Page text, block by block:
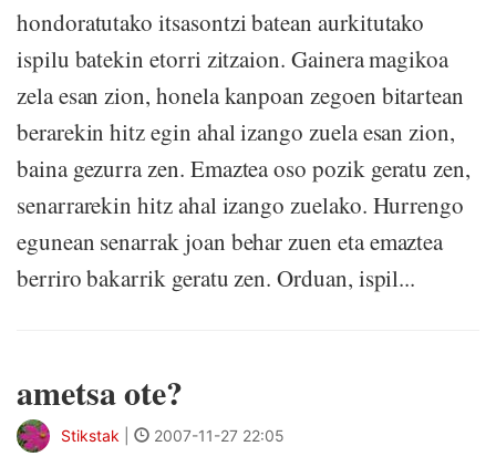
hondoratutako itsasontzi batean aurkitutako
ispilu batekin etorri zitzaion. Gainera magikoa
zela esan zion, honela kanpoan zegoen bitartean
berarekin hitz egin ahal izango zuela esan zion,
baina gezurra zen. Emaztea oso pozik geratu zen,
senarrarekin hitz ahal izango zuelako. Hurrengo
egunean senarrak joan behar zuen eta emaztea
berriro bakarrik geratu zen. Orduan, ispil...
ametsa ote?
Stikstak 2007-11-27 22:05